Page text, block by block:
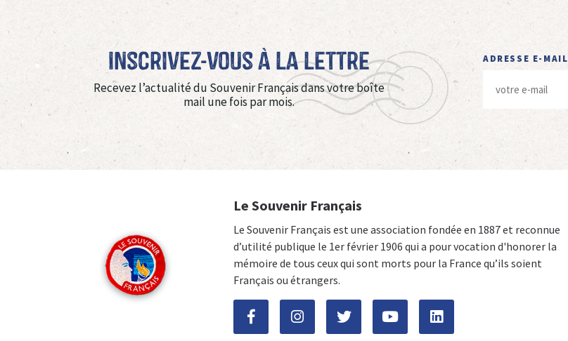
Inscrivez-vous à La Lettre
Recevez l’actualité du Souvenir Français dans votre boîte
mail une fois par mois.
ADRESSE E-MAIL
Le Souvenir Français
Le Souvenir Français est une association fondée en 1887 et reconnue
d’utilité publique le 1er février 1906 qui a pour vocation d'honorer la
mémoire de tous ceux qui sont morts pour la France qu’ils soient
Français ou étrangers.